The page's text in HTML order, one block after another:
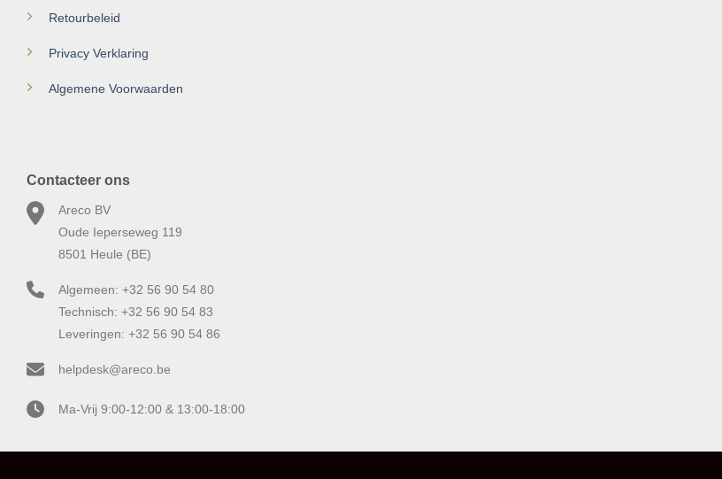
Retourbeleid
Privacy Verklaring
Algemene Voorwaarden
Contacteer ons
Areco BV
Oude Ieperseweg 119
8501 Heule (BE)
Algemeen: +32 56 90 54 80
Technisch: +32 56 90 54 83
Leveringen: +32 56 90 54 86
helpdesk@areco.be
Ma-Vrij 9:00-12:00 & 13:00-18:00